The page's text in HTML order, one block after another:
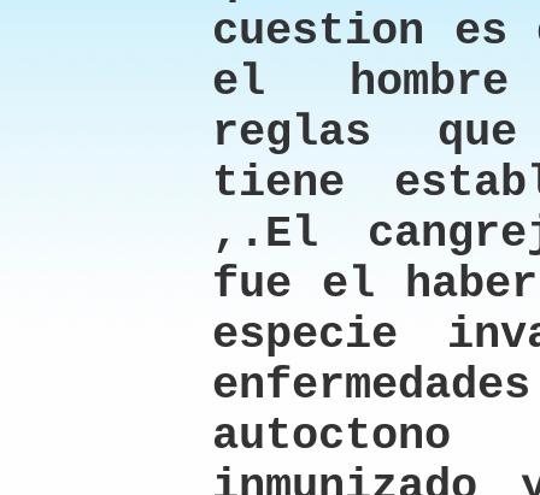
cuestion es
el
reglas
tiene
,.El
fue el
especie